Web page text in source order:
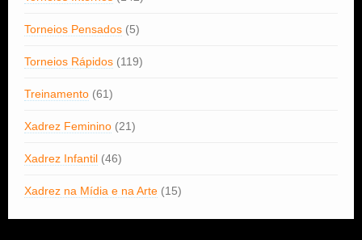
Torneios Pensados (5)
Torneios Rápidos (119)
Treinamento (61)
Xadrez Feminino (21)
Xadrez Infantil (46)
Xadrez na Mídia e na Arte (15)